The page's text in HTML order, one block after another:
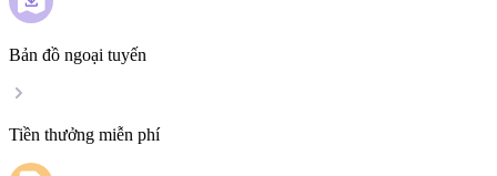
Bản đồ ngoại tuyến
Tiền thưởng miễn phí